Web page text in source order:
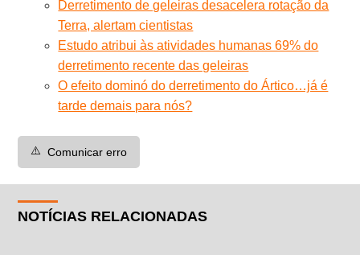
Derretimento de geleiras desacelera rotação da
Terra, alertam cientistas
Estudo atribui às atividades humanas 69% do
derretimento recente das geleiras
O efeito dominó do derretimento do Ártico…já é
tarde demais para nós?
⚠️ Comunicar erro
NOTÍCIAS RELACIONADAS